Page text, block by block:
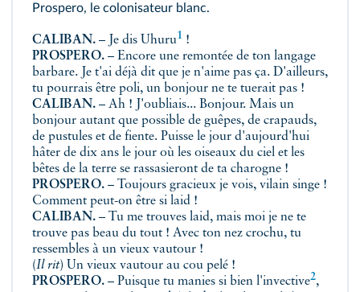
Prospero, le colonisateur blanc.
CALIBAN. – Je dis Uhuru1 !
PROSPERO. – Encore une remontée de ton langage
barbare. Je t'ai déjà dit que je n'aime pas ça. D'ailleurs,
tu pourrais être poli, un bonjour ne te tuerait pas !
CALIBAN. – Ah ! J'oubliais... Bonjour. Mais un
bonjour autant que possible de guêpes, de crapauds,
de pustules et de fiente. Puisse le jour d'aujourd'hui
hâter de dix ans le jour où les oiseaux du ciel et les
bêtes de la terre se rassasieront de ta charogne !
PROSPERO. – Toujours gracieux je vois, vilain singe !
Comment peut-on être si laid !
CALIBAN. – Tu me trouves laid, mais moi je ne te
trouve pas beau du tout ! Avec ton nez crochu, tu
ressembles à un vieux vautour !
(Il rit) Un vieux vautour au cou pelé !
PROSPERO. – Puisque tu manies si bien l'invective2,